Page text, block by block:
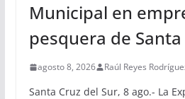
Municipal en
pesquera de
agosto 8, 2026 Raúl Reyes
Santa Cruz del Sur, 8 ago.- La